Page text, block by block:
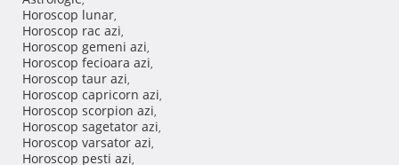
Horoscop lunar,
Horoscop rac azi,
Horoscop gemeni azi,
Horoscop fecioara azi,
Horoscop taur azi,
Horoscop capricorn azi,
Horoscop scorpion azi,
Horoscop sagetator azi,
Horoscop varsator azi,
Horoscop pesti azi,